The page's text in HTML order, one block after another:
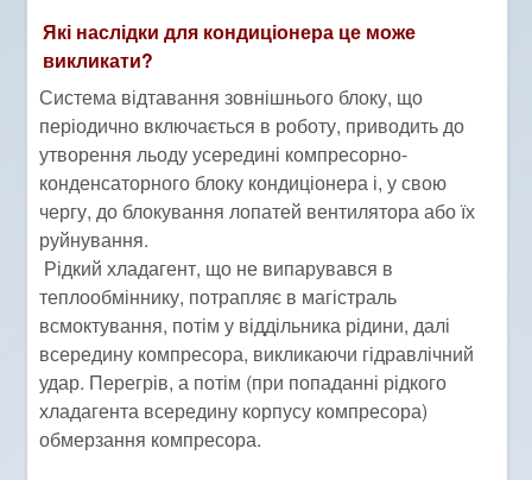
Які наслідки для кондиціонера це може
викликати?
Система відтавання зовнішнього блоку, що
періодично включається в роботу, приводить до
утворення льоду усередині компресорно-
конденсаторного блоку кондиціонера і, у свою
чергу, до блокування лопатей вентилятора або їх
руйнування.
Рідкий хладагент, що не випарувався в
теплообміннику, потрапляє в магістраль
всмоктування, потім у віддільника рідини, далі
всередину компресора, викликаючи гідравлічний
удар. Перегрів, а потім (при попаданні рідкого
хладагента всередину корпусу компресора)
обмерзання компресора.